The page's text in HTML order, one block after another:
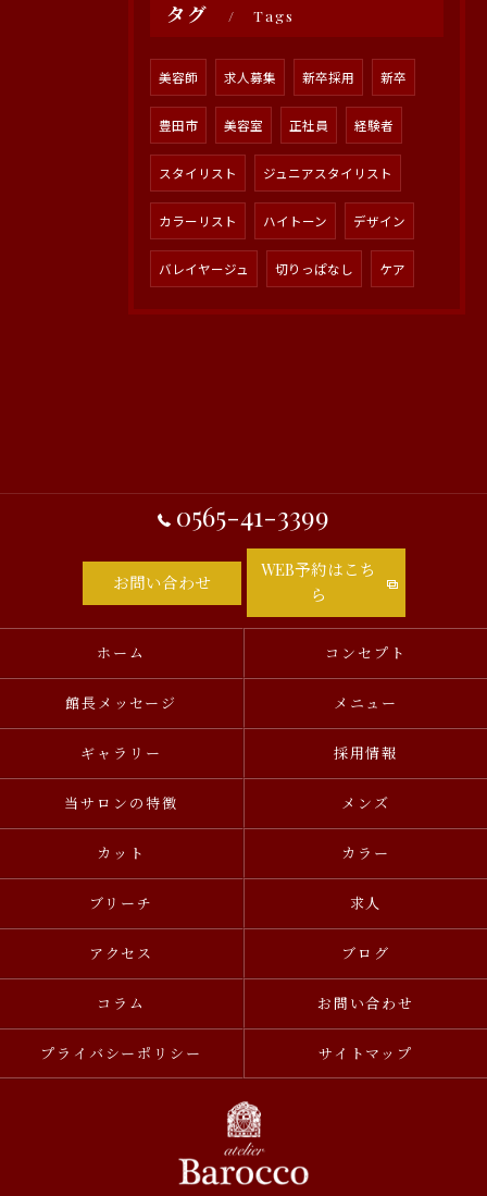
タグ Tags
美容師 求人募集 新卒採用 新卒
豊田市 美容室 正社員 経験者
スタイリスト ジュニアスタイリスト
カラーリスト ハイトーン デザイン
バレイヤージュ 切りっぱなし ケア
0565-41-3399
お問い合わせ
WEB予約はこち
ら
ホーム コンセプト
館長メッセージ メニュー
ギャラリー 採用情報
当サロンの特徴 メンズ
カット カラー
ブリーチ 求人
アクセス ブログ
コラム お問い合わせ
プライバシーポリシー サイトマップ